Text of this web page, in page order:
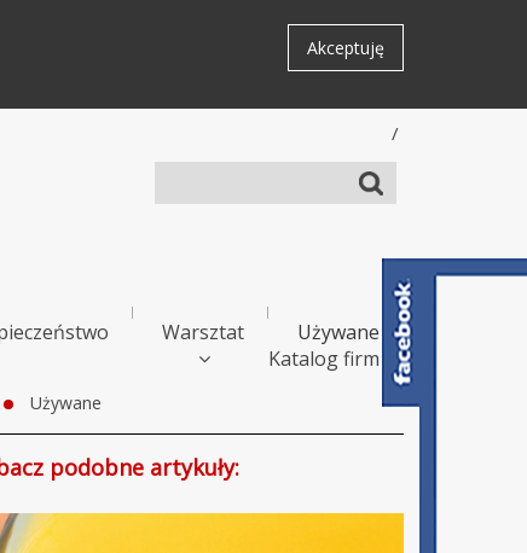
Akceptuję
/
Warsztat
Używane
Katalog firm
Używane
podobne artykuły: